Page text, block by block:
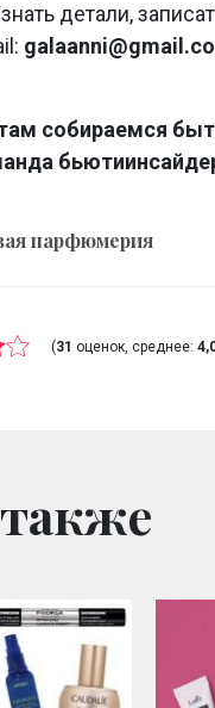
детали,
собираемся
парфюмерия
(31 оценок, среднее: